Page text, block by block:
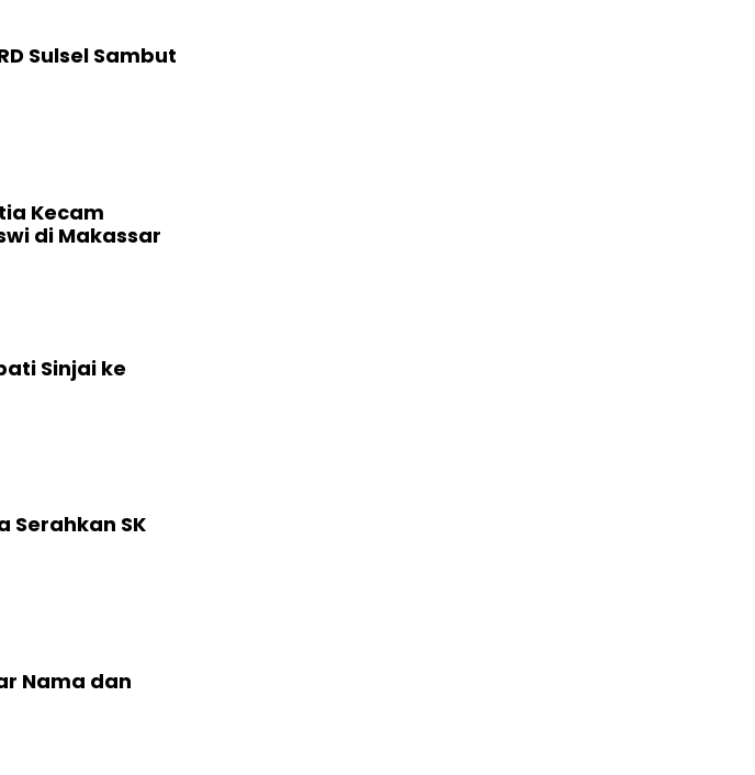
Sulsel Sambut
Kecam
di Makassar
Sinjai ke
Serahkan SK
Nama dan